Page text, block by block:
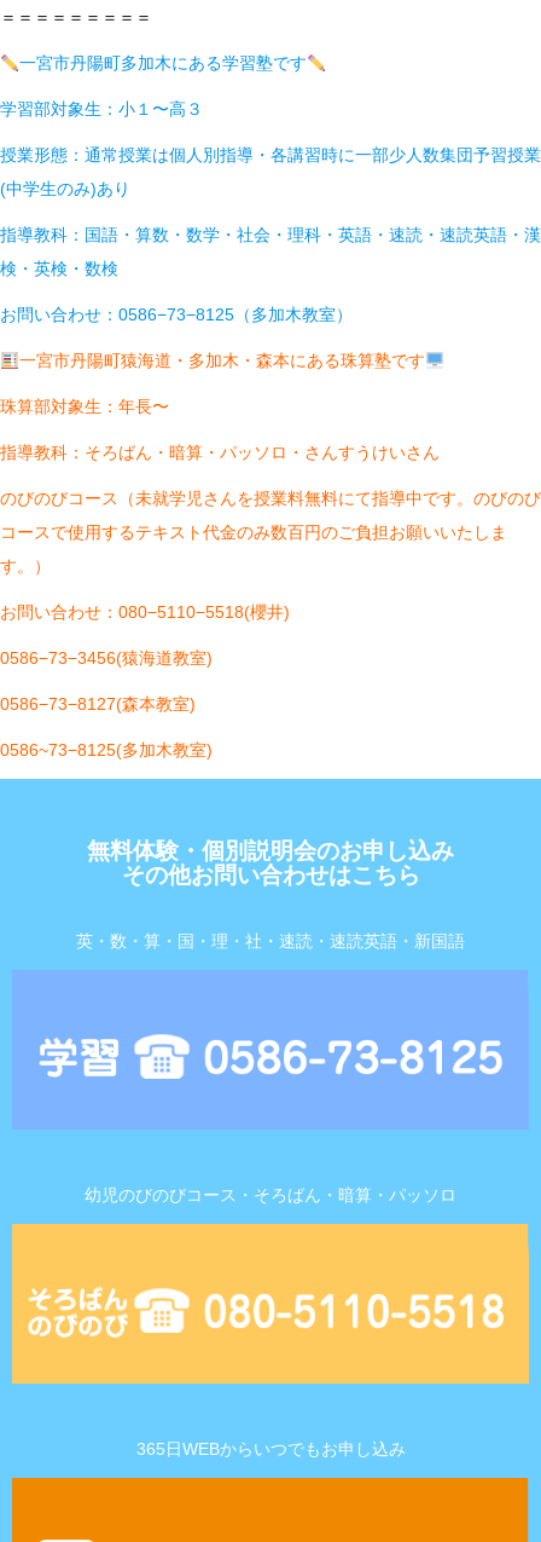
＝＝＝＝＝＝＝＝＝
一宮市丹陽町多加木にある学習塾です
学習部対象生：小１〜高３
授業形態：通常授業は個人別指導・各講習時に一部少人数集団予習授業
(中学生のみ)あり
指導教科：国語・算数・数学・社会・理科・英語・速読・速読英語・漢
検・英検・数検
お問い合わせ：0586−73−8125（多加木教室）
一宮市丹陽町猿海道・多加木・森本にある珠算塾です
珠算部対象生：年長〜
指導教科：そろばん・暗算・パッソロ・さんすうけいさん
のびのびコース（未就学児さんを授業料無料にて指導中です。のびのび
コースで使用するテキスト代金のみ数百円のご負担お願いいたしま
す。）
お問い合わせ：080−5110−5518(櫻井)
0586−73−3456(猿海道教室)
0586−73−8127(森本教室)
0586~73−8125(多加木教室)
無料体験・個別説明会のお申し込み
その他お問い合わせはこちら
英・数・算・国・理・社・速読・速読英語・新国語
幼児のびのびコース・そろばん・暗算・パッソロ
365日WEBからいつでもお申し込み